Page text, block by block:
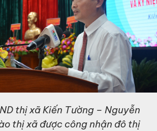
thị xã Kiến Tường – Nguyễn
thị xã được công nhận đô thị